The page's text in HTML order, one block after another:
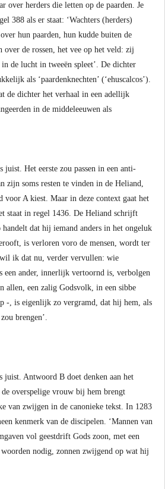
over herders die letten op de paarden. Je
388 als er staat: ‘Wachters (herders)
hun paarden, hun kudde buiten de
over de rossen, het vee op het veld: zij
de lucht in tweeën spleet’. De dichter
als ‘paardenknechten’ (‘ehuscalcos’).
de dichter het verhaal in een adellijk
in de middeleeuwen als
Het eerste zou passen in een anti-
zijn soms resten te vinden in de Heliand,
voor A kiest. Maar in deze context gaat het
staat in regel 1436. De Heliand schrijft
dat hij iemand anders in het ongeluk
is verloren voro de mensen, wordt ter
ik dat nu, verder vervullen: wie
een ander, innerlijk vertoornd is, verbolgen
allen, een zalig Godsvolk, in een sibbe
-, is eigenlijk zo vergramd, dat hij hem, als
brengen’.
Antwoord B doet denken aan het
de overspelige vrouw bij hem brengt
van zwijgen in de canonieke tekst. In 1283
kenmerk van de discipelen. ‘Mannen van
vol geestdrift Gods zoon, met een
nodig, zonnen zwijgend op wat hij